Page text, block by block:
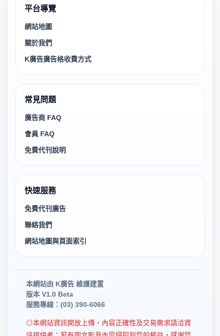
平台導覽
網站地圖
關於我們
K廣告廣告格收費方式
常見問題
廣告商 FAQ
會員 FAQ
免費代刊說明
快速服務
免費代刊廣告
聯絡我們
網站地圖與頁面索引
本網站由 K廣告 維護建置
版本 V1.0 Beta
服務專線：(03) 390-6066
◎本網站資訊開放上傳，內容正確性及交易需求請洽資